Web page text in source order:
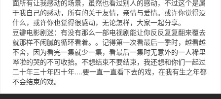
面所有让我感动的场景，虽然也看过别人的感动，不过这个是属
于我自己的感动，所有的关于友情，亲情与爱情。或许你觉得没
什么，或许你也觉得很感动，无论怎样，大家一起分享。
豆瓣电影剧迷：有没有那么一部电视剧能让你反反复复翻来覆去
就那样不闲腻的循环看着。。记得第一次看最后一季时，越看越
不舍，因为看完一集就少一集，看最后一集时无意外的一人稀里
哗啦的哭的不可收拾。不想结束不要结束，我还想和你们一起过
二十年三十年四十年....要一直一直看下去的戏，在我有生之年都
不会结束的戏。